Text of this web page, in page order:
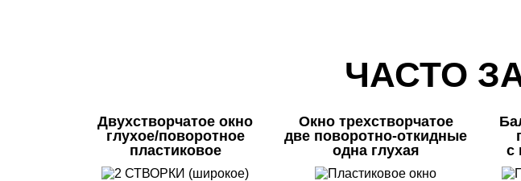
ЧАСТО
Двухстворчатое окно
глухое/поворотное
пластиковое
Окно трехстворчатое
две поворотно-откидные
одна глухая
с